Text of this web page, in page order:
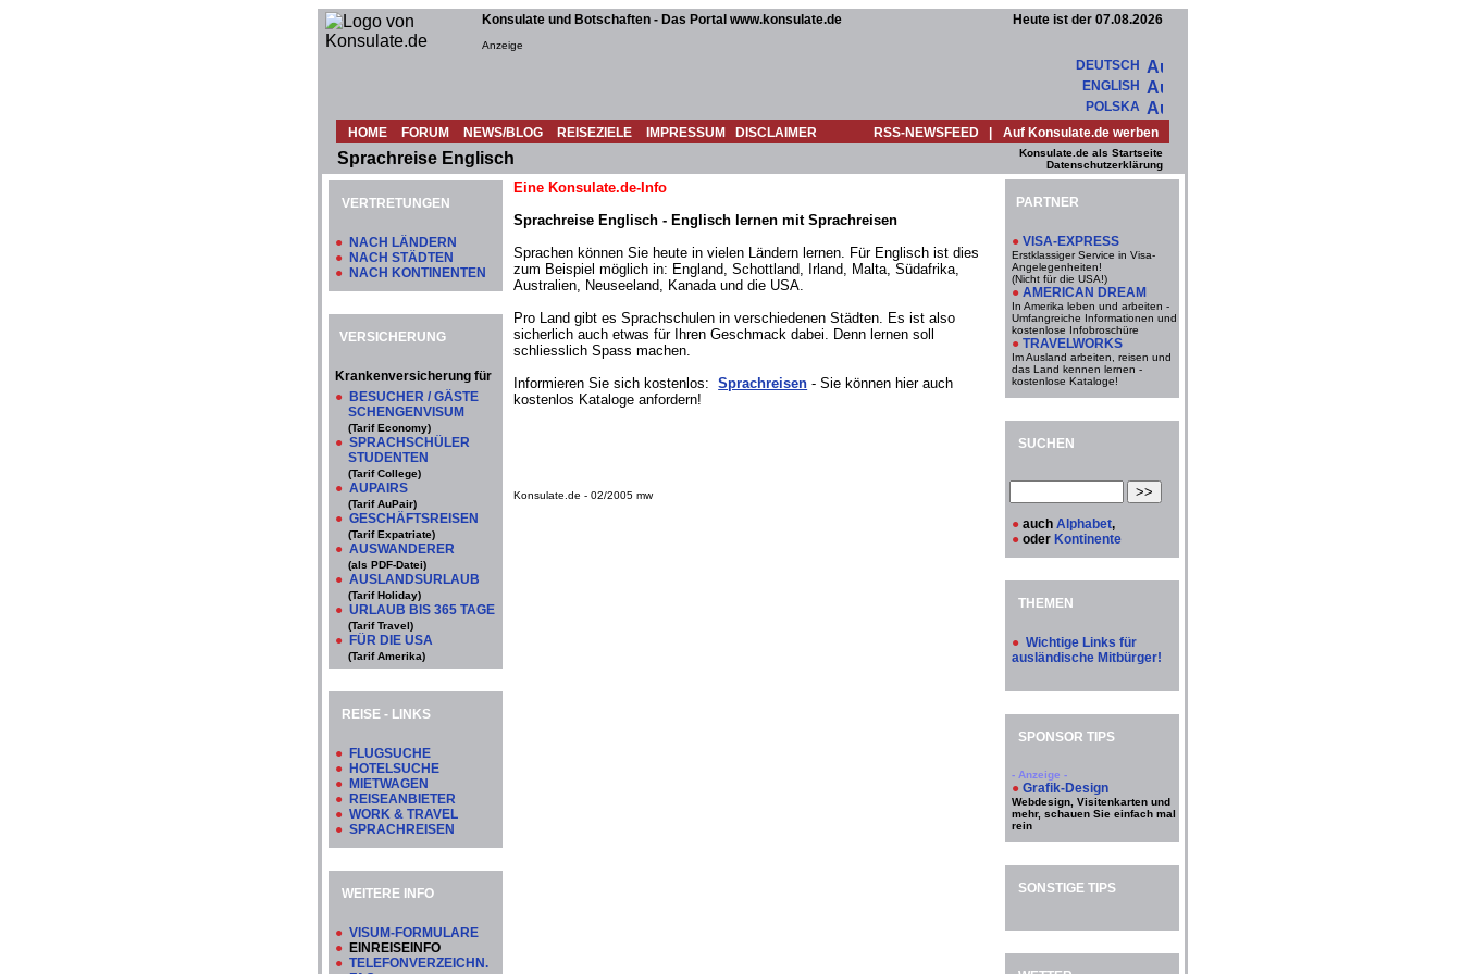
Konsulate und Botschaften - Das Portal www.konsulate.de
Anzeige
Heute ist der 07.08.2026
DEUTSCH
ENGLISH
POLSKA
HOME
FORUM NEWS/BLOG REISEZIELE IMPRESSUM DISCLAIMER RSS-NEWSFEED Auf Konsulate.de werben
Sprachreise Englisch
Konsulate.de als Startseite
Datenschutzerklärung
VERTRETUNGEN
● NACH LÄNDERN
● NACH STÄDTEN
● NACH KONTINENTEN
VERSICHERUNG
Krankenversicherung für
● BESUCHER / GÄSTE
SCHENGENVISUM
(Tarif Economy)
● SPRACHSCHÜLER
STUDENTEN
(Tarif College)
● AUPAIRS
(Tarif AuPair)
● GESCHÄFTSREISEN
(Tarif Expatriate)
● AUSWANDERER
(als PDF-Datei)
● AUSLANDSURLAUB
(Tarif Holiday)
● URLAUB BIS 365 TAGE
(Tarif Travel)
● FÜR DIE USA
(Tarif Amerika)
REISE - LINKS
● FLUGSUCHE
● HOTELSUCHE
● MIETWAGEN
● REISEANBIETER
● WORK & TRAVEL
● SPRACHREISEN
WEITERE INFO
● VISUM-FORMULARE
● EINREISEINFO
● TELEFONVERZEICHN.
Eine Konsulate.de-Info
Sprachreise Englisch - Englisch lernen mit Sprachreisen
Sprachen können Sie heute in vielen Ländern lernen. Für Englisch ist dies
zum Beispiel möglich in: England, Schottland, Irland, Malta, Südafrika,
Australien, Neuseeland, Kanada und die USA.
Pro Land gibt es Sprachschulen in verschiedenen Städten. Es ist also
sicherlich auch etwas für Ihren Geschmack dabei. Denn lernen soll
schliesslich Spass machen.
Informieren Sie sich kostenlos:Sprachreisen - Sie können hier auch
kostenlos Kataloge anfordern!
Konsulate.de - 02/2005 mw
PARTNER
●VISA-EXPRESS
Erstklassiger Service in Visa-
Angelegenheiten!
(Nicht für die USA!)
●AMERICAN DREAM
In Amerika leben und arbeiten -
Umfangreiche Informationen und
kostenlose Infobroschüre
●TRAVELWORKS
Im Ausland arbeiten, reisen und
das Land kennen lernen -
kostenlose Kataloge!
SUCHEN
●auchAlphabet,
●oder Kontinente
THEMEN
● Wichtige Links für
ausländische Mitbürger!
SPONSOR TIPS
- Anzeige -
●Grafik-Design
Webdesign, Visitenkarten und
mehr, schauen Sie einfach mal
rein
SONSTIGE TIPS